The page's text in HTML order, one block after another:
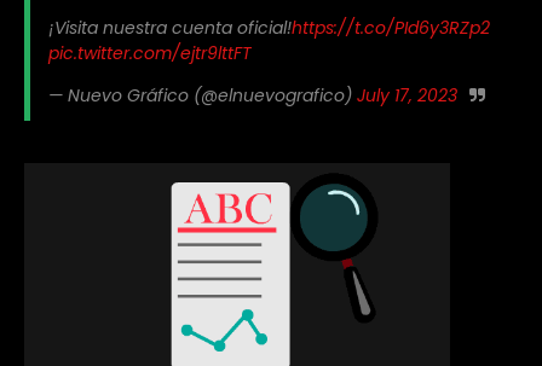
¡Visita nuestra cuenta oficial!https://t.co/PId6y3RZp2
pic.twitter.com/ejtr9lttFT
— Nuevo Gráfico (@elnuevografico) July 17, 2023